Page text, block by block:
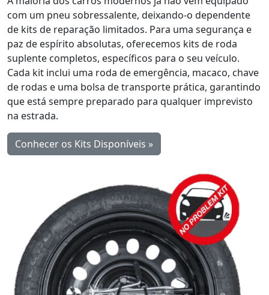
com um pneu sobressalente, deixando-o dependente
de kits de reparação limitados. Para uma segurança e
paz de espírito absolutas, oferecemos kits de roda
suplente completos, específicos para o seu veículo.
Cada kit inclui uma roda de emergência, macaco, chave
de rodas e uma bolsa de transporte prática, garantindo
que está sempre preparado para qualquer imprevisto
na estrada.
Conhecer os Kits Disponíveis »